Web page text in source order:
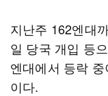
지난주 162엔대
일 당국 개입 등
엔대에서 등락
이다.